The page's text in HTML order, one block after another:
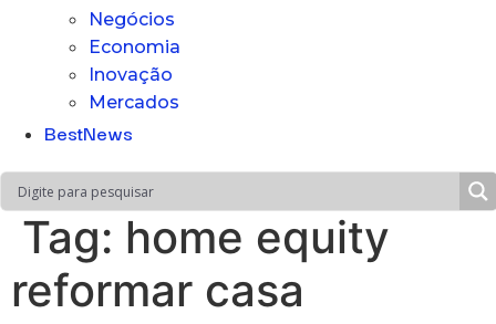
Negócios
Economia
Inovação
Mercados
BestNews
Tag: home equity
reformar casa